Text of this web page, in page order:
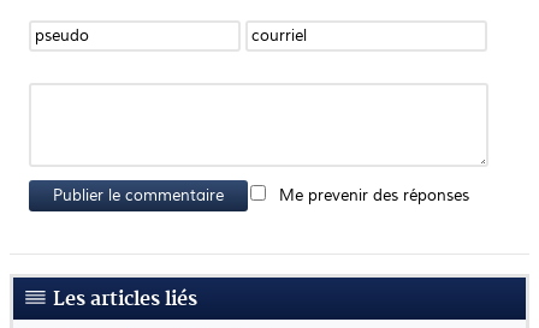
Publier le commentaire Me prevenir des réponses
Les articles liés